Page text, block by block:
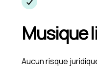
Musique
Aucun risque